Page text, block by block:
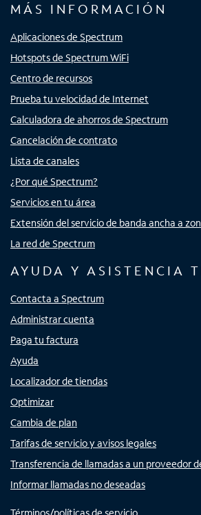
MÁS INFORMACIÓN
Aplicaciones de Spectrum
Hotspots de Spectrum WiFi
Centro de recursos
Prueba tu velocidad de Internet
Calculadora de ahorros de Spectrum
Cancelación de contrato
Lista de canales
¿Por qué Spectrum?
Servicios en tu área
Extensión del servicio de banda ancha a
La red de Spectrum
AYUDA Y ASISTENCIA
Contacta a Spectrum
Administrar cuenta
Paga tu factura
Ayuda
Localizador de tiendas
Optimizar
Cambia de plan
Tarifas de servicio y avisos legales
Transferencia de llamadas a un proveedor
Informar llamadas no deseadas